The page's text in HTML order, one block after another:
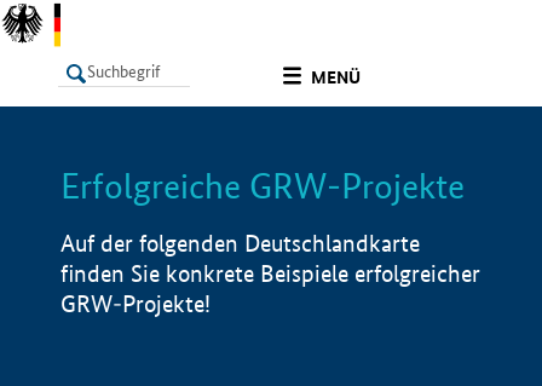
MENÜ
LISTE Info
Erfolgreiche GRW-Projekte
Auf der folgenden Deutschlandkarte
finden Sie konkrete Beispiele erfolgreicher
GRW-Projekte!